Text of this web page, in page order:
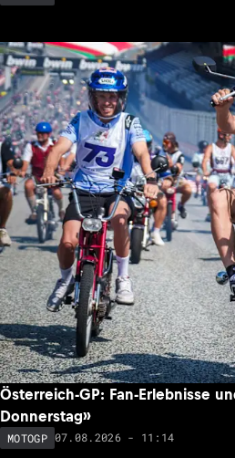
Österreich-GP: Fan-Erlebnisse
Donnerstag»
MOTOGP 07.08.2026 - 11:14